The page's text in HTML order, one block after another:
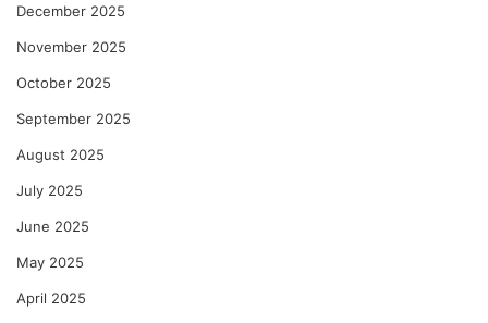
December 2025
November 2025
October 2025
September 2025
August 2025
July 2025
June 2025
May 2025
April 2025